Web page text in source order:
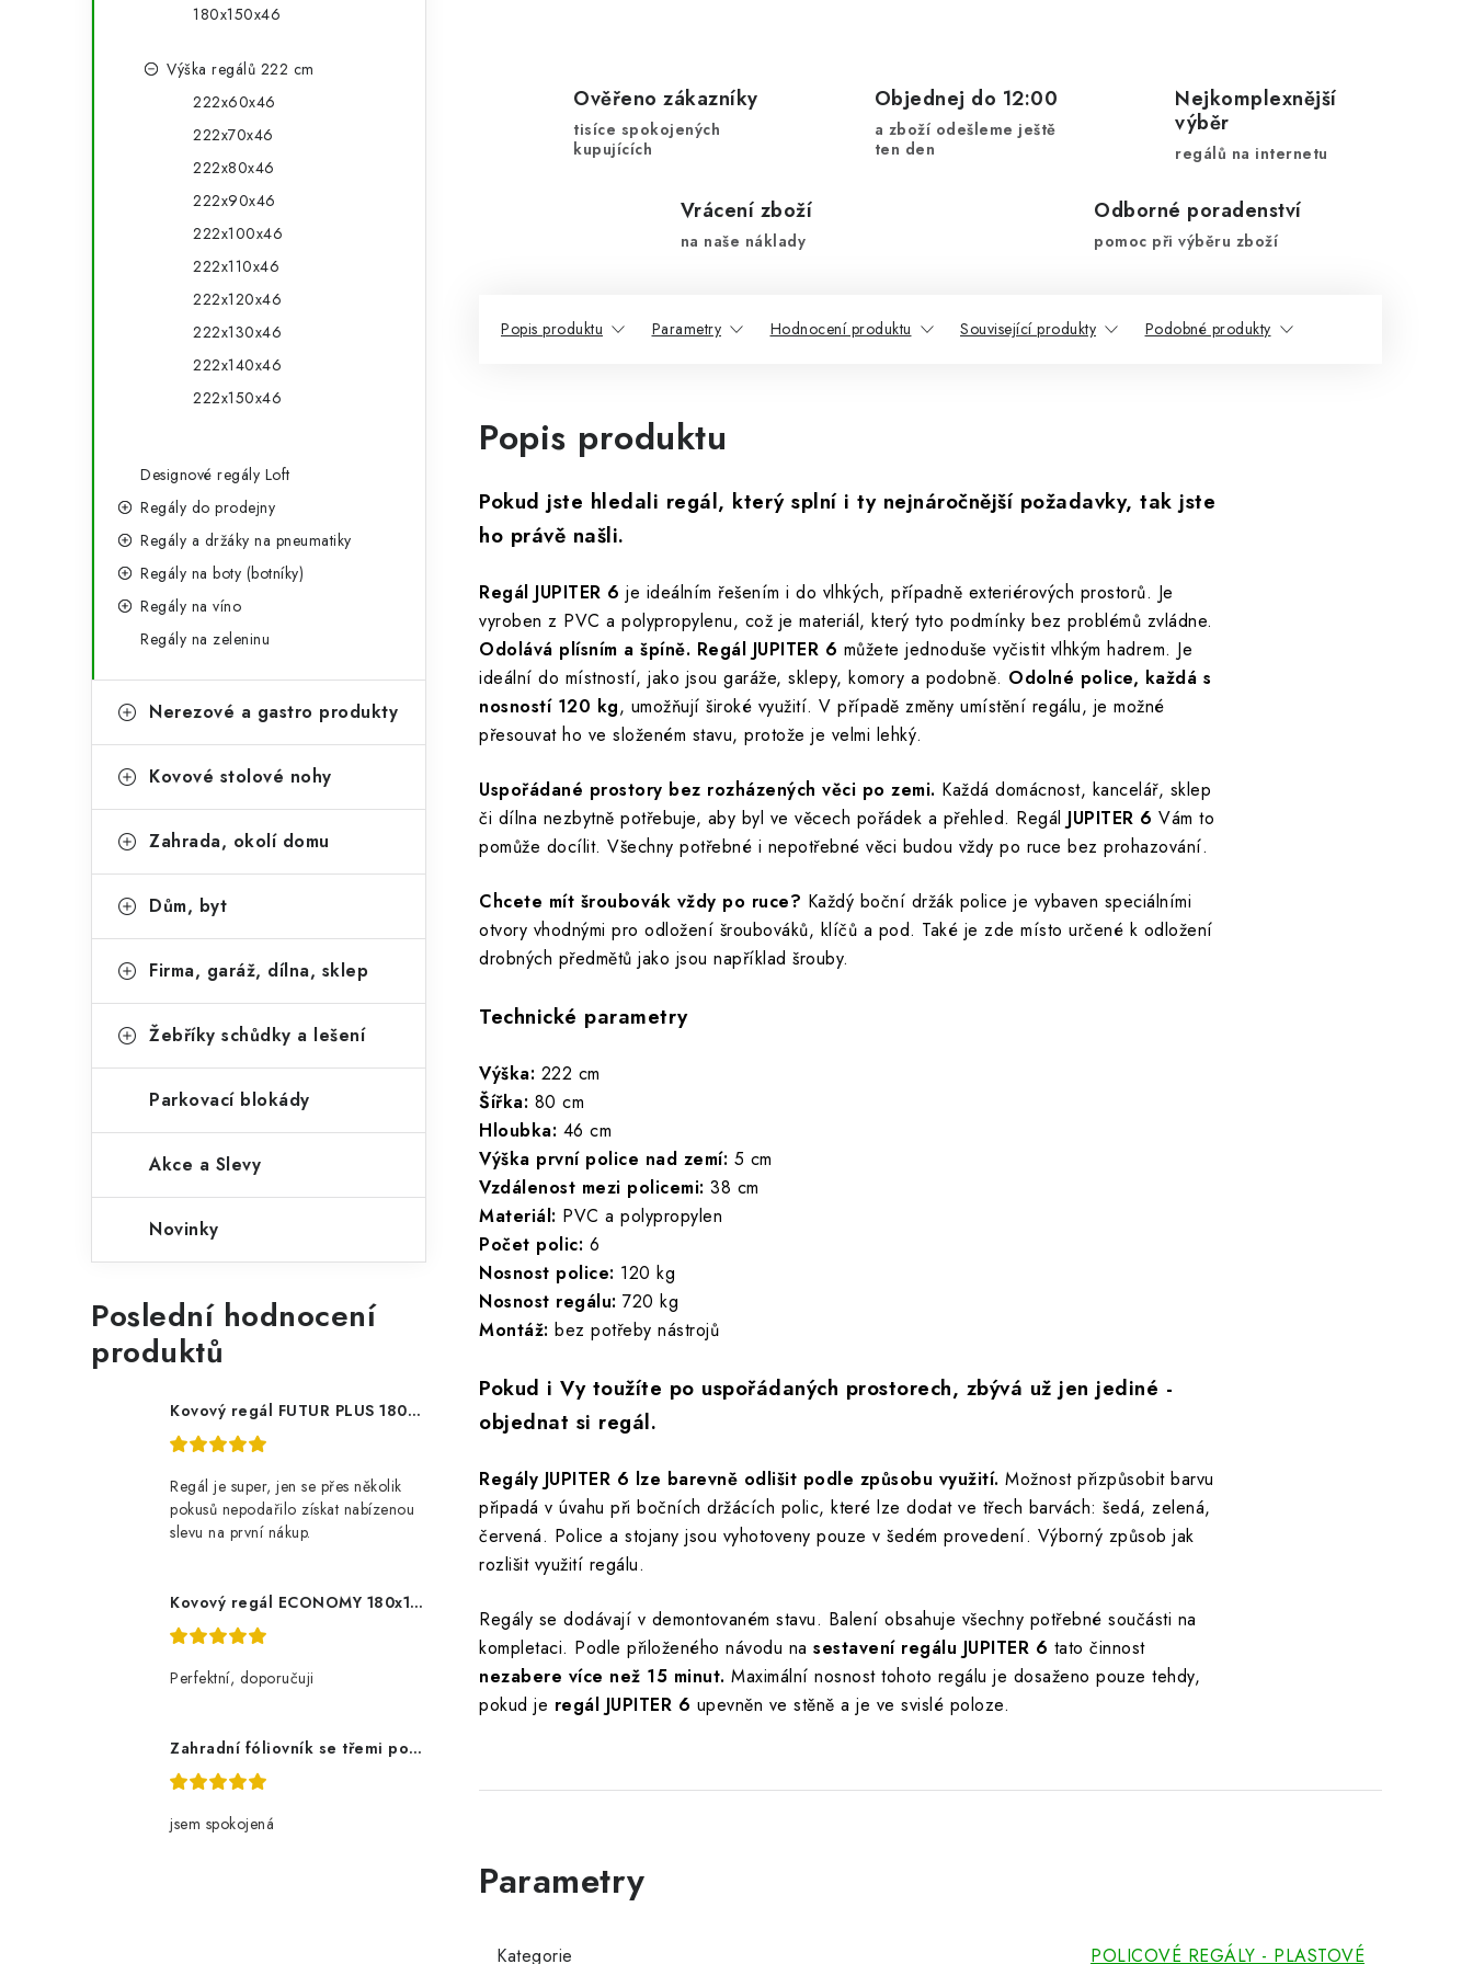
180x150x46
Výška regálů 222 cm
222x60x46
222x70x46
222x80x46
222x90x46
222x100x46
222x110x46
222x120x46
222x130x46
222x140x46
222x150x46
Designové regály Loft
Regály do prodejny
Regály a držáky na pneumatiky
Regály na boty (botníky)
Regály na víno
Regály na zeleninu
Nerezové a gastro produkty
Kovové stolové nohy
Zahrada, okolí domu
Dům, byt
Firma, garáž, dílna, sklep
Žebříky schůdky a lešení
Parkovací blokády
Akce a Slevy
Novinky
Poslední hodnocení
produktů
Kovový regál FUTUR PLUS 180x120x45 5 polic Nosnost 1000 KG - pozinkovaný
Regál je super, jen se přes několik
pokusů nepodařilo získat nabízenou
slevu na první nákup.
Kovový regál ECONOMY 180x120x60 5 polic - pozinkovaný
Perfektní, doporučuji
Zahradní fóliovník se třemi policemi
jsem spokojená
Ověřeno zákazníky
tisíce spokojených
kupujících
Objednej do 12:00
a zboží odešleme ještě
ten den
Nejkomplexnější
výběr
regálů na internetu
Vrácení zboží
na naše náklady
Odborné poradenství
pomoc při výběru zboží
Popis produktu Parametry Hodnocení produktu Související produkty Podobné produkty
Popis produktu
Pokud jste hledali regál, který splní i ty nejnáročnější požadavky, tak jste
ho právě našli.
Regál JUPITER 6 je ideálním řešením i do vlhkých, případně exteriérových prostorů. Je
vyroben z PVC a polypropylenu, což je materiál, který tyto podmínky bez problémů zvládne.
Odolává plísním a špíně. Regál JUPITER 6 můžete jednoduše vyčistit vlhkým hadrem. Je
ideální do místností, jako jsou garáže, sklepy, komory a podobně. Odolné police, každá s
nosností 120 kg, umožňují široké využití. V případě změny umístění regálu, je možné
přesouvat ho ve složeném stavu, protože je velmi lehký.
Uspořádané prostory bez rozházených věci po zemi. Každá domácnost, kancelář, sklep
či dílna nezbytně potřebuje, aby byl ve věcech pořádek a přehled. Regál JUPITER 6 Vám to
pomůže docílit. Všechny potřebné i nepotřebné věci budou vždy po ruce bez prohazování.
Chcete mít šroubovák vždy po ruce? Každý boční držák police je vybaven speciálními
otvory vhodnými pro odložení šroubováků, klíčů a pod. Také je zde místo určené k odložení
drobných předmětů jako jsou například šrouby.
Technické parametry
Výška: 222 cm
Šířka: 80 cm
Hloubka: 46 cm
Výška první police nad zemí: 5 cm
Vzdálenost mezi policemi: 38 cm
Materiál: PVC a polypropylen
Počet polic: 6
Nosnost police: 120 kg
Nosnost regálu: 720 kg
Montáž: bez potřeby nástrojů
Pokud i Vy toužíte po uspořádaných prostorech, zbývá už jen jediné -
objednat si regál.
Regály JUPITER 6 lze barevně odlišit podle způsobu využití. Možnost přizpůsobit barvu
připadá v úvahu při bočních držácích polic, které lze dodat ve třech barvách: šedá, zelená,
červená. Police a stojany jsou vyhotoveny pouze v šedém provedení. Výborný způsob jak
rozlišit využití regálu.
Regály se dodávají v demontovaném stavu. Balení obsahuje všechny potřebné součásti na
kompletaci. Podle přiloženého návodu na sestavení regálu JUPITER 6 tato činnost
nezabere více než 15 minut. Maximální nosnost tohoto regálu je dosaženo pouze tehdy,
pokud je regál JUPITER 6 upevněn ve stěně a je ve svislé poloze.
Kategorie POLICOVÉ REGÁLY - PLASTOVÉ